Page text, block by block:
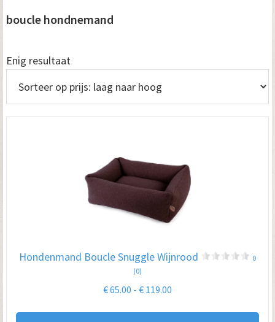
boucle hondnemand
Enig resultaat
Hondenmand Boucle Snuggle Wijnrood
0
(0)
€65.00 - € 119.00
Dit